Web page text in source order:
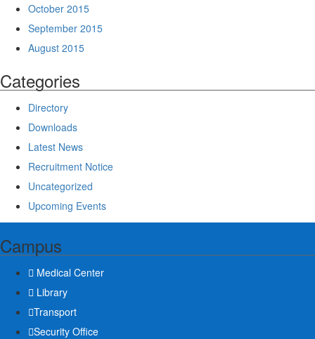
October 2015
September 2015
August 2015
Categories
Directory
Downloads
Latest News
Recruitment Notice
Uncategorized
Upcoming Events
Campus
Medical Center
Library
Transport
Security Office